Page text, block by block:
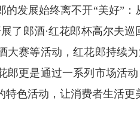
的发展始终离不开“美好”
了郎酒·红花郎杯高尔夫
大赛等活动，红花郎持续
郎更是通过一系列市场活
色活动，让消费者生活更